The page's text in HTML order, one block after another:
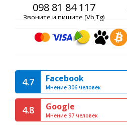
098 81 84 117
Звоните и пишите (Vb,Tg)
4.7 Facebook
Мнение 306 человек
4.8 Google
Мнение 97 человек